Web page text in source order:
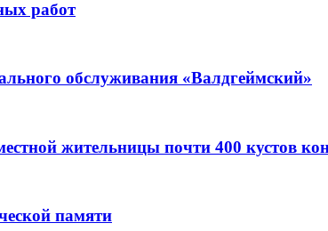
работ
обслуживания «Валдгеймский»
жительницы почти 400 кустов
памяти